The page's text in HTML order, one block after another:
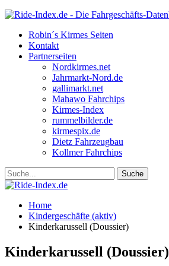
Robin´s Kirmes Seiten
Kontakt
Partnerseiten
Nordkirmes.net
Jahrmarkt-Nord.de
gallimarkt.net
Mahawo Fahrchips
Kirmes-Index
rummelbilder.de
kirmespix.de
Dietz Fahrzeugbau
Kollmer Fahrchips
Home
Kindergeschäfte (aktiv)
Kinderkarussell (Doussier)
Kinderkarussell (Doussier)